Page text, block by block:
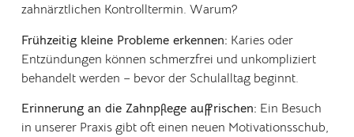
zahnärztlichen Kontrolltermin. Warum?
Frühzeitig kleine Probleme erkennen: Karies oder
Entzündungen können schmerzfrei und unkompliziert
behandelt werden – bevor der Schulalltag beginnt.
Erinnerung an die Zahnpflege auffrischen: Ein Besuch
in unserer Praxis gibt oft einen neuen Motivationsschub,